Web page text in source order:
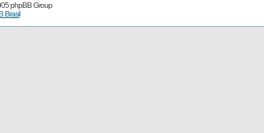
phpBB Group
Brasil